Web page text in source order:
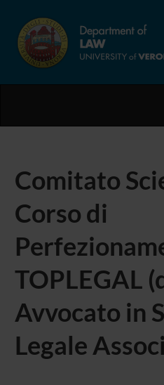
Comitato
Corso di
TOPLEGAL
Avvocato in
Legale